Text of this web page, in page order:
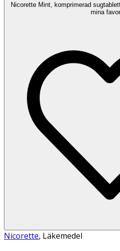
Nicorette Mint, komprimerad
mina
Nicorette, Läkemedel